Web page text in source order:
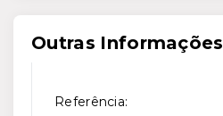
Outras Informações
Referência: